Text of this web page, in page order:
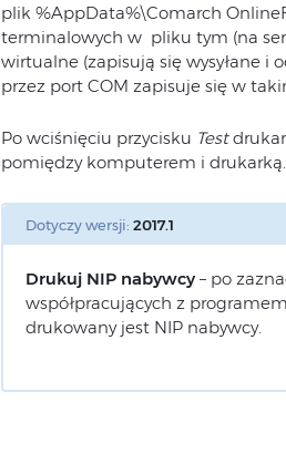
plik %AppData%\Comarch
terminalowych w pliku tym (na
wirtualne (zapisują się wysyłane
przez port COM zapisuje się w
Po wciśnięciu przycisku Test
pomiędzy komputerem i drukarką.
Dotyczy wersji: 2017.1
Drukuj NIP nabywcy– po
współpracujących z
drukowany jest NIP nabywcy.